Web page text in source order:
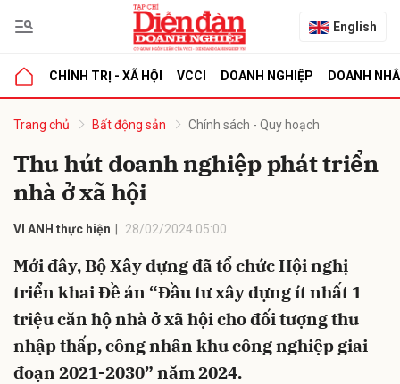
English
CHÍNH TRỊ - XÃ HỘI VCCI DOANH NGHIỆP DOANH
Trang chủ Bất động sản Chính sách - Quy hoạch
Thu hút doanh nghiệp phát triển
nhà ở xã hội
VI ANH thực hiện 28/02/2024 05:00
Mới đây, Bộ Xây dựng đã tổ chức Hội nghị
triển khai Đề án “Đầu tư xây dựng ít nhất 1
triệu căn hộ nhà ở xã hội cho đối tượng thu
nhập thấp, công nhân khu công nghiệp giai
đoạn 2021-2030” năm 2024.
luận
Hủy